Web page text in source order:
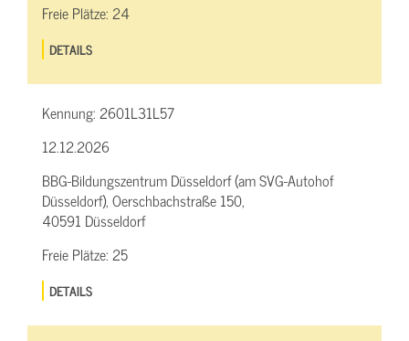
Freie Plätze:24
DETAILS
Kennung:2601L31L57
12.12.2026
BBG-Bildungszentrum Düsseldorf (am SVG-Autohof
Düsseldorf), Oerschbachstraße 150,
40591 Düsseldorf
Freie Plätze:25
DETAILS